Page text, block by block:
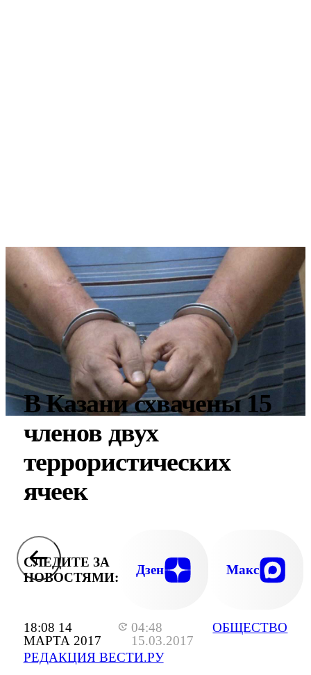
18:08 14
МАРТА 2017
04:48
15.03.2017
РЕДАКЦИЯ ВЕСТИ.РУ
ОБЩЕСТВО
В Казани схвачены 15
членов двух
террористических
ячеек
СЛЕДИТЕ ЗА
НОВОСТЯМИ:
Дзен Макс